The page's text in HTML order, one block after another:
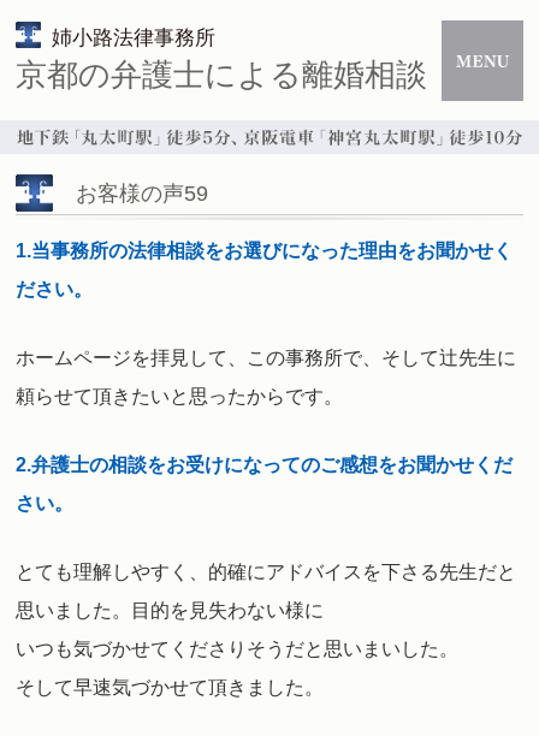
姉小路法律事務所
京都の弁護士による離婚相談
お客様の声59
1.当事務所の法律相談をお選びになった理由をお聞かせく
ださい。
ホームページを拝見して、この事務所で、そして辻先生に
頼らせて頂きたいと思ったからです。
2.弁護士の相談をお受けになってのご感想をお聞かせくだ
さい。
とても理解しやすく、的確にアドバイスを下さる先生だと
思いました。目的を見失わない様に
いつも気づかせてくださりそうだと思いまいした。
そして早速気づかせて頂きました。